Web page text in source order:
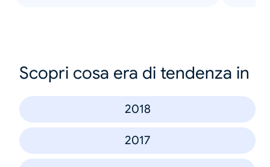
Scopri cosa era di tendenza in
2018
2017